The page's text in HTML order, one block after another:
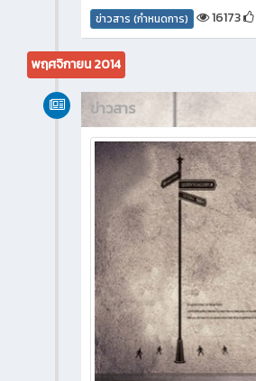
ข่าวสาร (กำหนดการ) 16173
พฤศจิกายน 2014
ข่าวสาร